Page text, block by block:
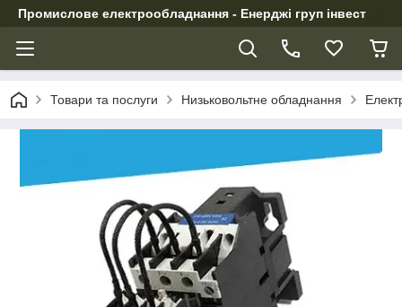
Промислове електрообладнання - Енерджі груп інвест
Товари та послуги Низьковольтне обладнання